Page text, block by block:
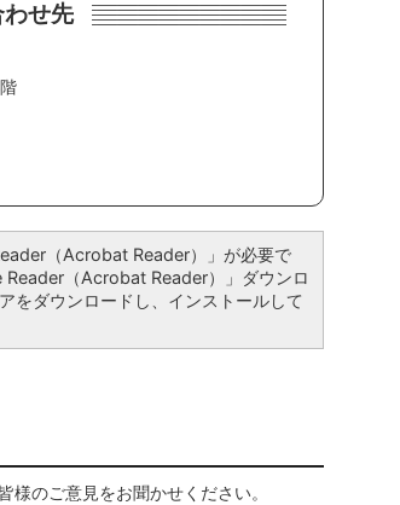
せ先
（Acrobat Reader）」が必要で
（Acrobat Reader）」ダウンロ
をダウンロードし、インストールして
のご意見をお聞かせください。